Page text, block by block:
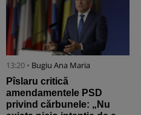
13:20 • Bugiu ⁠Ana Maria
Pîslaru critică
amendamentele PSD
privind cărbunele: „Nu